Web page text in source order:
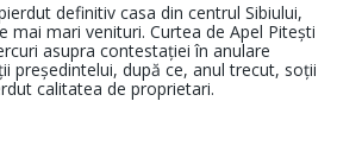
definitiv casa din centrul Sibiului,
mai mari venituri. Curtea de Apel Pitești
asupra contestației în anulare
președintelui, după ce, anul trecut, soții
calitatea de proprietari.